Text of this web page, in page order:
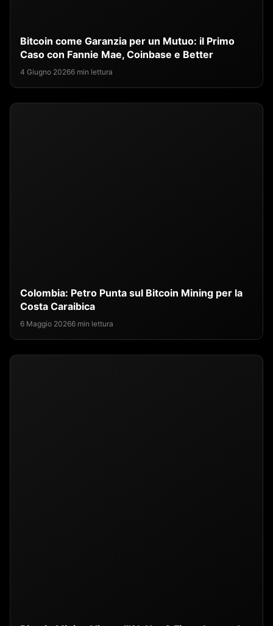
Bitcoin come Garanzia per un Mutuo: il Primo
Caso con Fannie Mae, Coinbase e Better
4 Giugno 20266 min lettura
Colombia: Petro Punta sul Bitcoin Mining per la
Costa Caraibica
6 Maggio 20266 min lettura